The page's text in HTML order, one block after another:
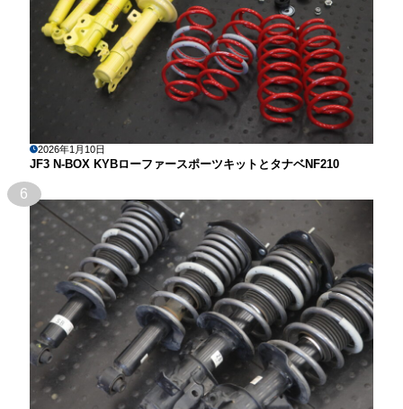
2026年1月10日
JF3 N-BOX KYBローファースポーツキットとタナベNF210
6